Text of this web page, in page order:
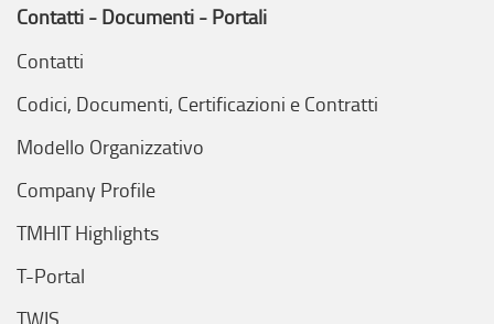
Contatti - Documenti - Portali
Contatti
Codici, Documenti, Certificazioni e Contratti
Modello Organizzativo
Company Profile
TMHIT Highlights
T-Portal
TWIS